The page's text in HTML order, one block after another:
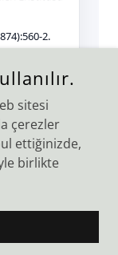
HAKLARI
sitesi
çerezler
ettiğinizde,
birlikte